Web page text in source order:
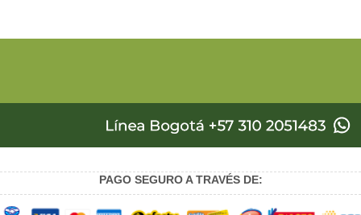
PAGO SEGURO A TRAVÉS DE: